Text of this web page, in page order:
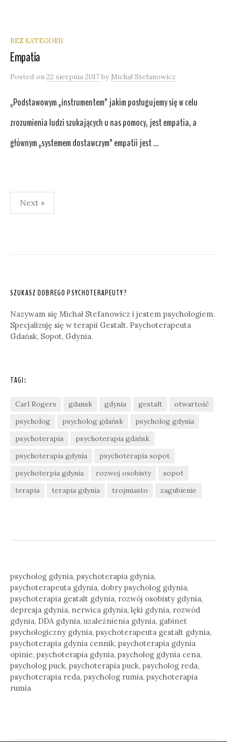
BEZ KATEGORII
Empatia
Posted on 22 sierpnia 2017 by Michał Stefanowicz
„Podstawowym „instrumentem” jakim posługujemy się w celu
zrozumienia ludzi szukających u nas pomocy, jest empatia, a
głównym „systemem dostawczym” empatii jest ...
Nawigacja
Next »
SZUKASZ DOBREGO PSYCHOTERAPEUTY?
Nazywam się Michał Stefanowicz i jestem psychologiem.
Specjalizuję się w terapii Gestalt. Psychoterapeuta
Gdańsk, Sopot, Gdynia.
TAGI:
Carl Rogers gdansk gdynia gestalt
otwartość
psycholog
psycholog gdańsk
psycholog gdynia
psychoterapia
psychoterapia gdańsk
psychoterapia gdynia
psychoterapia sopot
psychoterpia gdynia
rozwoj osobisty
sopot
terapia
terapia gdynia trojmiasto zagubienie
psycholog gdynia, psychoterapia gdynia,
psychoterapeuta gdynia, dobry psycholog gdynia,
psychoterapia gestalt gdynia, rozwój osobisty gdynia,
depresja gdynia, nerwica gdynia, lęki gdynia, rozwód
gdynia, DDA gdynia, uzależnienia gdynia, gabinet
psychologiczny gdynia, psychoterapeuta gestalt gdynia,
psychoterapia gdynia cennik, psychoterapia gdynia
opinie, psychoterapia gdynia, psycholog gdynia cena,
psycholog puck, psychoterapia puck, psycholog reda,
psychoterapia reda, psycholog rumia, psychoterapia
rumia